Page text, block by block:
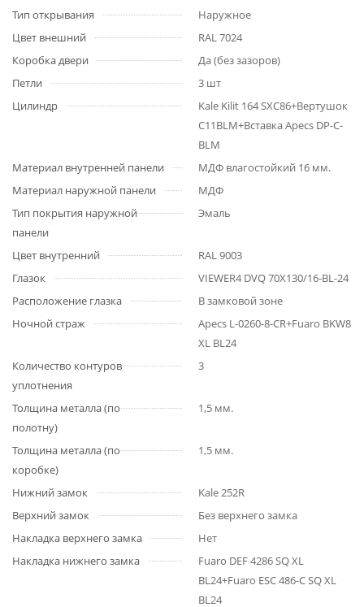
Тип открывания
Наружное
Цвет внешний
RAL 7024
Коробка двери
Да (без зазоров)
Петли
3 шт
Цилиндр
Kale Kilit 164 SXC86+Вертушок
С11BLM+Вставка Apecs DP-C-
BLM
Материал внутренней панели
МДФ влагостойкий 16 мм.
Материал наружной панели
МДФ
Тип покрытия наружной
панели
Эмаль
Цвет внутренний
RAL 9003
Глазок
VIEWER4 DVQ 70X130/16-BL-24
Расположение глазка
В замковой зоне
Ночной страж
Apecs L-0260-8-CR+Fuaro BKW8
XL BL24
Количество контуров
уплотнения
3
Толщина металла (по
полотну)
1,5 мм.
Толщина металла (по
коробке)
1,5 мм.
Нижний замок
Kale 252R
Верхний замок
Без верхнего замка
Накладка верхнего замка
Нет
Накладка нижнего замка
Fuaro DEF 4286 SQ XL
BL24+Fuaro ESC 486-C SQ XL
BL24